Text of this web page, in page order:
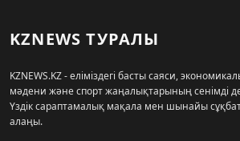
KZNEWS ТУРАЛЫ
KZNEWS.KZ - еліміздегі басты саяси,
мәдени және спорт жаңалықтарының сенімді
Үздік сараптамалық мақала мен шынайы
алаңы.